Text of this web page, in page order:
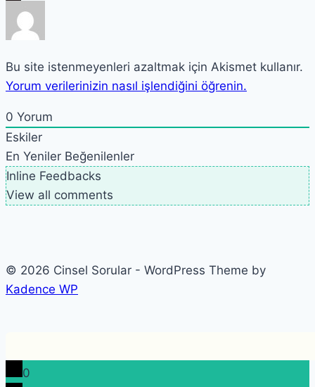
Bu site istenmeyenleri azaltmak için Akismet kullanır.
Yorum verilerinizin nasıl işlendiğini öğrenin.
0 Yorum
Eskiler
En Yeniler Beğenilenler
Inline Feedbacks
View all comments
© 2026 Cinsel Sorular - WordPress Theme by
Kadence WP
0